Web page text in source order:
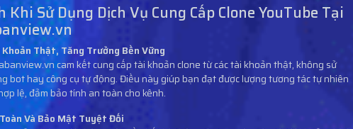
Khi Sử Dụng Dịch Vụ Cung Cấp Clone YouTube Tại
Thật, Tăng Trưởng Bền Vững
cam kết cung cấp tài khoản clone từ các tài khoản thật, không sử
bot hay công cụ tự động. Điều này giúp bạn đạt được lượng tương tác tự nhiên
lệ, đảm bảo tính an toàn cho kênh.
Và Bảo Mật Tuyệt Đối